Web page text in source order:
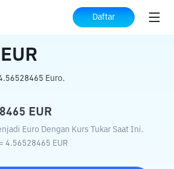
Daftar
Kripto ke EUR
EUR
Euro.
EUR
Euro Dengan Kurs Tukar Saat Ini.
= 4.56528465 EUR